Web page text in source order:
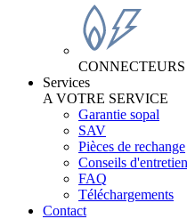
Services
A VOTRE SERVICE
Garantie sopal
SAV
Pièces de rechange
Conseils d'entretien
FAQ
Téléchargements
Contact